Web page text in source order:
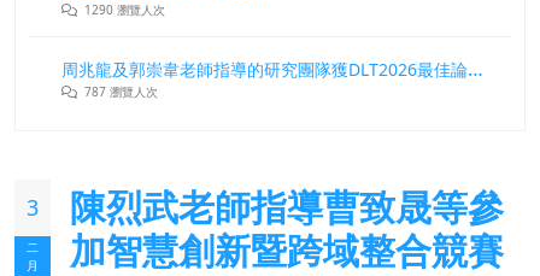
1290 瀏覽人次
周兆龍及郭崇韋老師指導的研究團隊獲DLT2026最佳論文獎
787 瀏覽人次
3
二
月
陳烈武老師指導曹致晟等參
加智慧創新暨跨域整合競賽